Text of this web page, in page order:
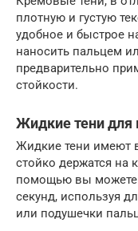
плотную и густую
удобное и быстрое
наносить пальцем
предварительно
стойкости.
Жидкие тени для
Жидкие тени имеют
стойко держатся на
помощью вы можете
секунд, используя
или подушечки